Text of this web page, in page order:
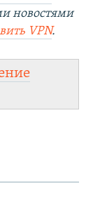
новостями
VPN.